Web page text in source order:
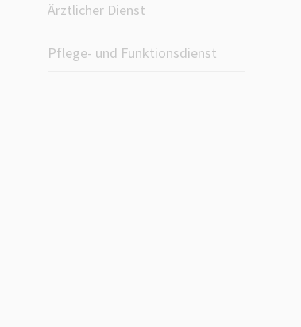
Ärztlicher Dienst
Pflege- und Funktionsdienst